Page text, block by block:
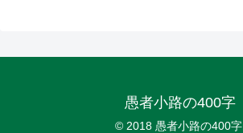
愚者小路の400字
© 2018 愚者小路の400字.